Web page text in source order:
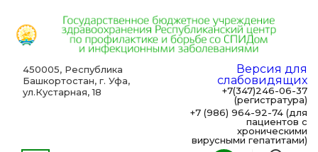
450005, Республика
Башкортостан, г. Уфа,
ул.Кустарная, 18
Версия для
слабовидящих
+7(347)246-06-37
(регистратура)
+7 (986) 964-92-74 (для
пациентов с
хроническими
вирусными гепатитами)